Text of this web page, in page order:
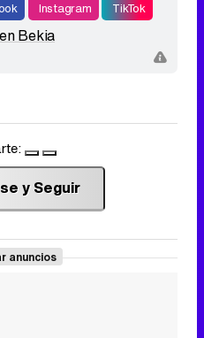
Instagram TikTok
Bekia
y Seguir
anuncios